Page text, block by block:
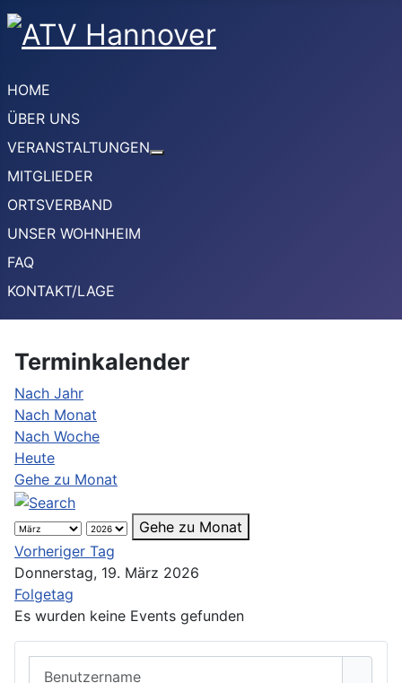
HOME
ÜBER UNS
VERANSTALTUNGEN
MITGLIEDER
ORTSVERBAND
UNSER WOHNHEIM
FAQ
KONTAKT/LAGE
Terminkalender
Nach Jahr
Nach Monat
Nach Woche
Heute
Gehe zu Monat
Gehe zu Monat
Vorheriger Tag
Donnerstag, 19. März 2026
Folgetag
Es wurden keine Events gefunden